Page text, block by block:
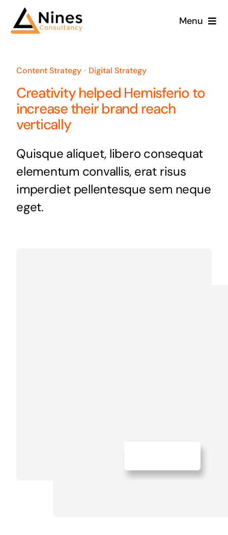
Menu
Content Strategy• Digital Strategy
Creativity helped Hemisferio to
increase their brand reach
vertically
Quisque aliquet, libero consequat
elementum convallis, erat risus
imperdiet pellentesque sem neque
eget.